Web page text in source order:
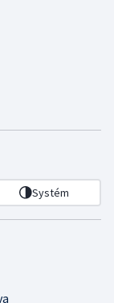
Systém